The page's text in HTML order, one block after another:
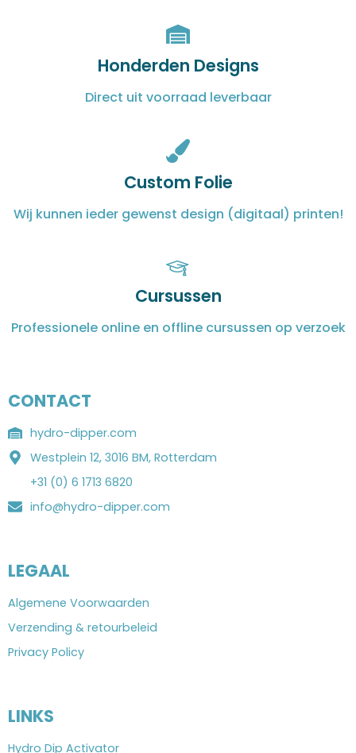
Honderden Designs
Direct uit voorraad leverbaar
Custom Folie
Wij kunnen ieder gewenst design (digitaal) printen!
Cursussen
Professionele online en offline cursussen op verzoek
CONTACT
hydro-dipper.com
Westplein 12, 3016 BM, Rotterdam
+31 (0) 6 1713 6820
info@hydro-dipper.com
LEGAAL
Algemene Voorwaarden
Verzending & retourbeleid
Privacy Policy
LINKS
Hydro Dip Activator